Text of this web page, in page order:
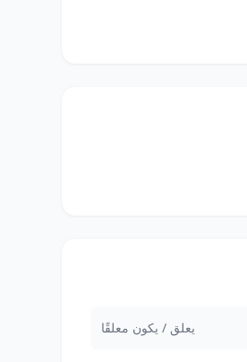
يعلق / يكون معلقًا